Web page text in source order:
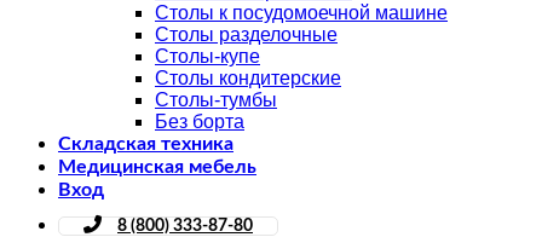
Столы к посудомоечной машине
Столы разделочные
Столы-купе
Столы кондитерские
Столы-тумбы
Без борта
Складская техника
Медицинская мебель
Вход
8 (800) 333-87-80